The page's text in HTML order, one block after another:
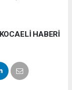
KOCAELI HABERİ